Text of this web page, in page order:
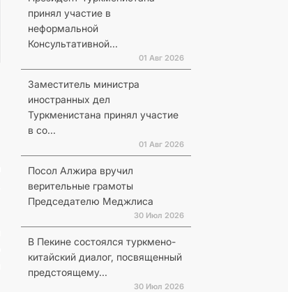
принял участие в
неформальной
Консультативной...
01 Авг 2026
Заместитель министра
иностранных дел
Туркменистана принял участие
в со...
01 Авг 2026
Посол Алжира вручил
верительные грамоты
Председателю Меджлиса
30 Июл 2026
В Пекине состоялся туркмено-
китайский диалог, посвященный
предстоящему...
30 Июл 2026